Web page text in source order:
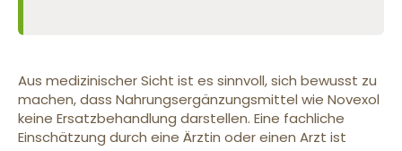
Aus medizinischer Sicht ist es sinnvoll, sich bewusst zu
machen, dass Nahrungsergänzungsmittel wie Novexol
keine Ersatzbehandlung darstellen. Eine fachliche
Einschätzung durch eine Ärztin oder einen Arzt ist